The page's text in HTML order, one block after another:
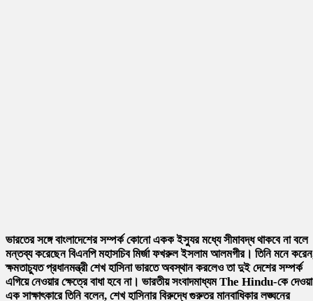
ভারতের সঙ্গে বাংলাদেশের সম্পর্ক কোনো একক ইস্যুর মধ্যে সীমাবদ্ধ থাকবে না বলে
মন্তব্য করেছেন বিএনপি মহাসচিবমির্জা ফখরুল ইসলাম আলমগীর। তিনি মনে
ক্ষমতাচ্যুত প্রধানমন্ত্রীশেখ হাসিনাভারতে অবস্থান করলেও তা দুই দেশের সম্পর্ক
এগিয়ে নেওয়ার ক্ষেত্রে বাধা হবে না। ভারতীয় সংবাদমাধ্যমThe Hindu-কে দেওয়া
এক সাক্ষাৎকারে তিনি বলেন, শেখ হাসিনার বিরুদ্ধে গুরুতর মানবাধিকার লঙ্ঘনের